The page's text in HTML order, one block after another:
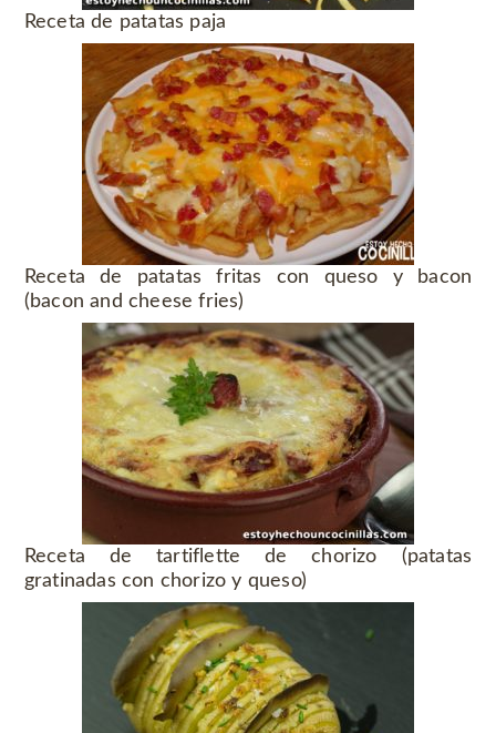
Receta de patatas paja
Receta de patatas fritas con queso y bacon
(bacon and cheese fries)
Receta de tartiflette de chorizo (patatas
gratinadas con chorizo y queso)